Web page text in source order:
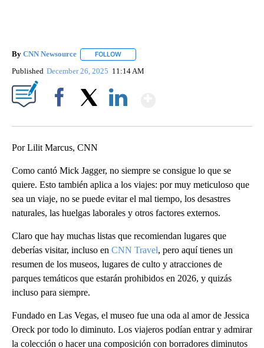
By CNN Newsource FOLLOW
Published December 26, 2025 11:14 AM
Por Lilit Marcus, CNN
Como cantó Mick Jagger, no siempre se consigue lo que se
quiere. Esto también aplica a los viajes: por muy meticuloso que
sea un viaje, no se puede evitar el mal tiempo, los desastres
naturales, las huelgas laborales y otros factores externos.
Claro que hay muchas listas que recomiendan lugares que
deberías visitar, incluso en CNN Travel, pero aquí tienes un
resumen de los museos, lugares de culto y atracciones de
parques temáticos que estarán prohibidos en 2026, y quizás
incluso para siempre.
Fundado en Las Vegas, el museo fue una oda al amor de Jessica
Oreck por todo lo diminuto. Los viajeros podían entrar y admirar
la colección o hacer una composición con borradores diminutos